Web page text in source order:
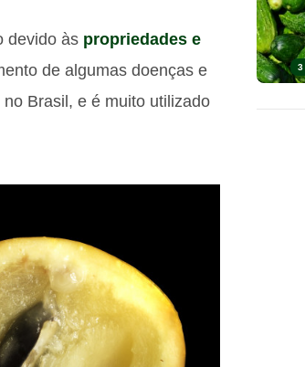
devido às propriedades e
de algumas doenças e
Brasil, e é muito utilizado
3